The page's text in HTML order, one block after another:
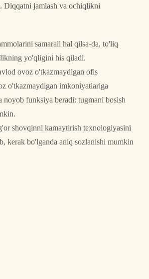
Diqqatni jamlash va ochiqlikni
samarali hal qilsa-da, to'liq
yo'qligini his qiladi.
ovoz o'tkazmaydigan ofis
o'tkazmaydigan imkoniyatlariga
noyob funksiya beradi: tugmani bosish
shovqinni kamaytirish texnologiyasini
kerak bo'lganda aniq sozlanishi mumkin